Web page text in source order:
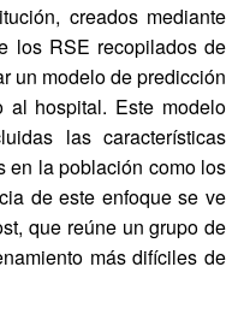
creados mediante
los RSE recopilados de
un modelo de predicción
al hospital. Este modelo
las características
en la población como los
de este enfoque se ve
que reúne un grupo de
más difíciles de